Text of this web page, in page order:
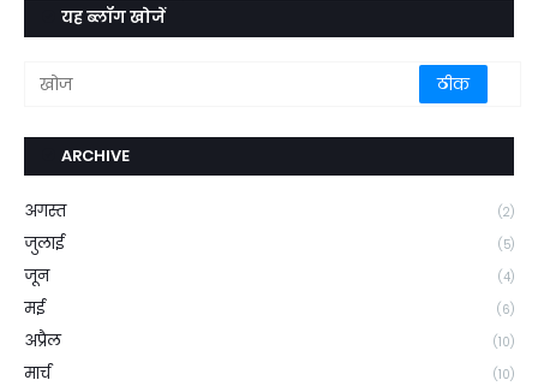
यह ब्लॉग खोजें
ARCHIVE
अगस्त (2)
जुलाई (5)
जून (4)
मई (6)
अप्रैल (10)
मार्च (10)